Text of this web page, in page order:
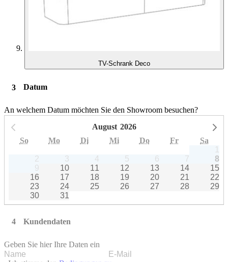
TV-Schrank Deco
Datum
An welchem ​​Datum möchten Sie den Showroom besuchen?
August 2026
So Mo Di Mi Do Fr
Sa
1
2
3 4 5 6 7
8
9
10 11 12 13 14
15
16
17 18 19 20 21
22
23
24 25 26 27 28
29
30
31
Kundendaten
Geben Sie hier Ihre Daten ein